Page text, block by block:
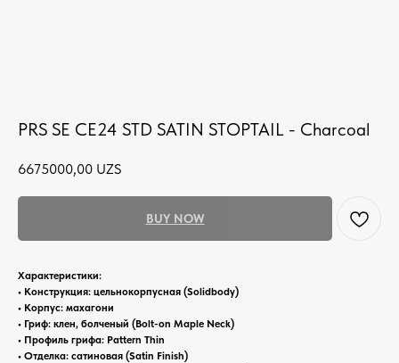
PRS SE CE24 STD SATIN STOPTAIL - Charcoal
6675000,00 UZS
BUY NOW
Характеристики:
• Конструкция: цельнокорпусная (Solidbody)
• Корпус: махагони
• Гриф: клен, болченый (Bolt-on Maple Neck)
• Профиль грифа: Pattern Thin
• Отделка: сатиновая (Satin Finish)